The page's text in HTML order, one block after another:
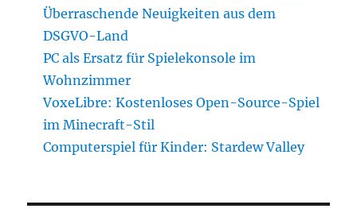
Überraschende Neuigkeiten aus dem
DSGVO-Land
PC als Ersatz für Spielekonsole im
Wohnzimmer
VoxeLibre: Kostenloses Open-Source-Spiel
im Minecraft-Stil
Computerspiel für Kinder: Stardew Valley